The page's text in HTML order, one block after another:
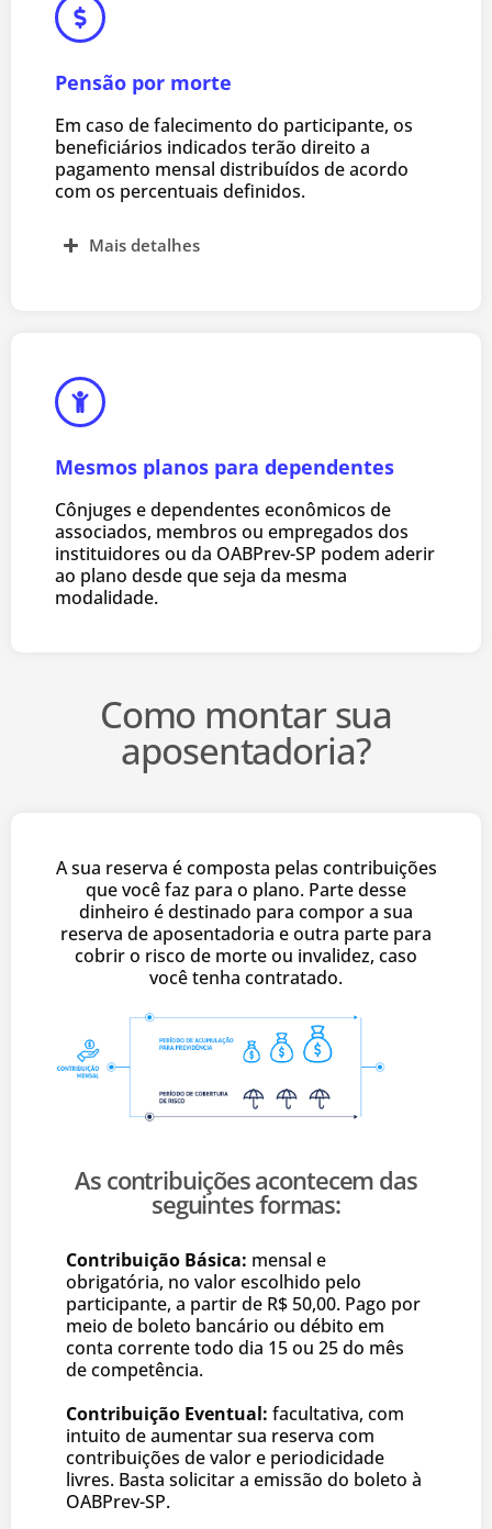
Pensão por morte
Em caso de falecimento do participante, os
beneficiários indicados terão direito a
pagamento mensal distribuídos de acordo
com os percentuais definidos.
Mais detalhes
Mesmos planos para dependentes
Cônjuges e dependentes econômicos de
associados, membros ou empregados dos
instituidores ou da OABPrev-SP podem aderir
ao plano desde que seja da mesma
modalidade.
Como montar sua
aposentadoria?
A sua reserva é composta pelas contribuições
que você faz para o plano. Parte desse
dinheiro é destinado para compor a sua
reserva de aposentadoria e outra parte para
cobrir o risco de morte ou invalidez, caso
você tenha contratado.
As contribuições acontecem das
seguintes formas:
Contribuição Básica: mensal e
obrigatória, no valor escolhido pelo
participante, a partir de R$ 50,00. Pago por
meio de boleto bancário ou débito em
conta corrente todo dia 15 ou 25 do mês
de competência.
Contribuição Eventual: facultativa, com
intuito de aumentar sua reserva com
contribuições de valor e periodicidade
livres. Basta solicitar a emissão do boleto à
OABPrev-SP.